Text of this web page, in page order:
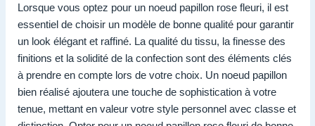
Lorsque vous optez pour un noeud papillon rose fleuri, il est
essentiel de choisir un modèle de bonne qualité pour garantir
un look élégant et raffiné. La qualité du tissu, la finesse des
finitions et la solidité de la confection sont des éléments clés
à prendre en compte lors de votre choix. Un noeud papillon
bien réalisé ajoutera une touche de sophistication à votre
tenue, mettant en valeur votre style personnel avec classe et